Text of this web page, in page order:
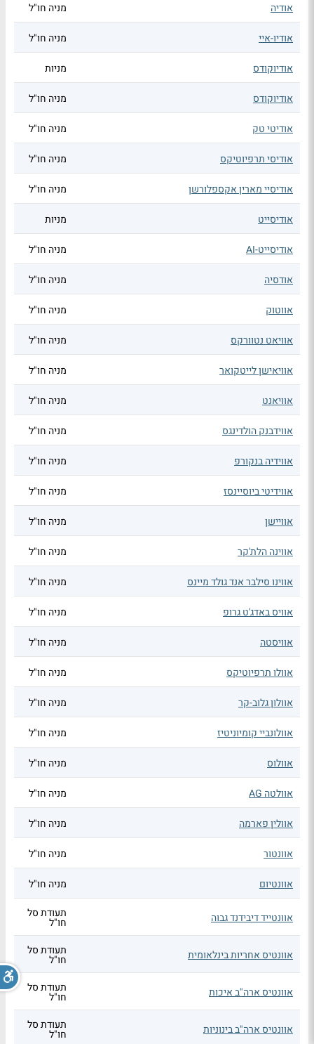
אודיה מניה חו"ל
אודיו-איי מניה חו"ל
אודיוקודס מניות
אודיוקודס מניה חו"ל
אודיטי טק מניה חו"ל
אודיסי תרפיוטיקס מניה חו"ל
אודיסיי מארין אקספלורשן מניה חו"ל
אודיסייט מניות
אודיסייט-AI מניה חו"ל
אודסיה מניה חו"ל
אווטוק מניה חו"ל
אוויאט נטוורקס מניה חו"ל
אוויאישן לייטקואר מניה חו"ל
אוויאנט מניה חו"ל
אווידבנק הולדינגס מניה חו"ל
אווידיה בנקורפ מניה חו"ל
אווידיטי ביוסיינסז מניה חו"ל
אוויישן מניה חו"ל
אווינה הלת'קר מניה חו"ל
אווינו סילבר אנד גולד מיינס מניה חו"ל
אוויס באדג'ט גרופ מניה חו"ל
אוויסטה מניה חו"ל
אוולו תרפיוטיקס מניה חו"ל
אוולון גלוב-קר מניה חו"ל
אוולונביי קומיוניטיז מניה חו"ל
אוולוס מניה חו"ל
אוולטה AG מניה חו"ל
אוולין פארמה מניה חו"ל
אוונטור מניה חו"ל
אוונטיום מניה חו"ל
אוונטייד דיבידנד גבוה תעודת סל
חו"ל
אוונטיס אחריות בינלאומית תעודת סל
חו"ל
אוונטיס ארה"ב איכות תעודת סל
חו"ל
אוונטיס ארה"ב בינוניות תעודת סל
חו"ל